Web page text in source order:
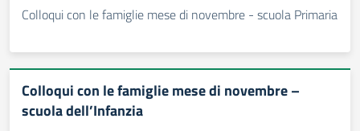
Colloqui con le famiglie mese di novembre - scuola Primaria
Colloqui con le famiglie mese di novembre –
scuola dell’Infanzia